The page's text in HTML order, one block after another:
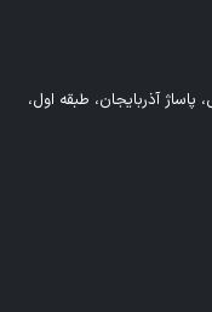
پاساژ آذربایجان، طبقه اول،